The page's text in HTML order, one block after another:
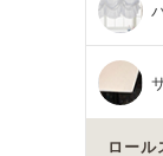
ロール